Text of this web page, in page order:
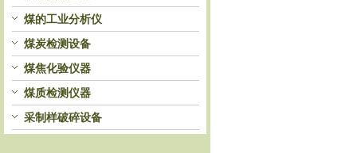
煤的工业分析仪
煤炭检测设备
煤焦化验仪器
煤质检测仪器
采制样破碎设备